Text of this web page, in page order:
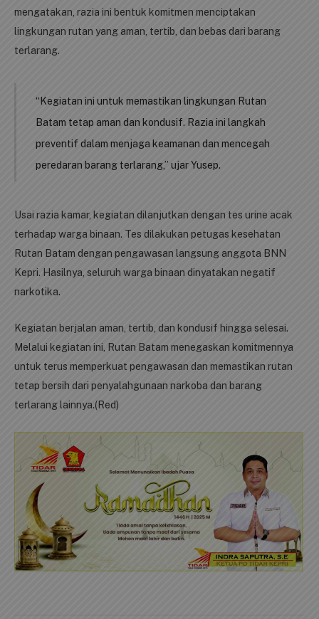
mengatakan, razia ini bentuk komitmen menciptakan
lingkungan rutan yang aman, tertib, dan bebas dari barang
terlarang.
“Kegiatan ini untuk memastikan lingkungan Rutan
Batam tetap aman dan kondusif. Razia ini langkah
preventif dalam menjaga keamanan dan mencegah
peredaran barang terlarang,” ujar Yusep.
Usai razia kamar, kegiatan dilanjutkan dengan tes urine acak
terhadap warga binaan. Tes dilakukan petugas kesehatan
Rutan Batam dengan pengawasan langsung anggota BNN
Kepri. Hasilnya, seluruh warga binaan dinyatakan negatif
narkotika.
Kegiatan berjalan aman, tertib, dan kondusif hingga selesai.
Melalui kegiatan ini, Rutan Batam menegaskan komitmennya
untuk terus memperkuat pengawasan dan memastikan rutan
tetap bersih dari penyalahgunaan narkoba dan barang
terlarang lainnya.(Red)